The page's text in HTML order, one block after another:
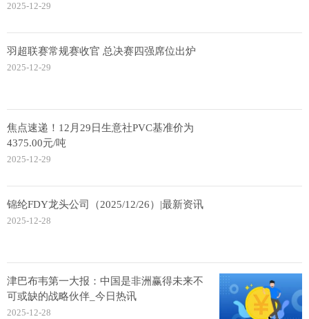
2025-12-29
羽超联赛常规赛收官 总决赛四强席位出炉
2025-12-29
焦点速递！12月29日生意社PVC基准价为
4375.00元/吨
2025-12-29
锦纶FDY龙头公司（2025/12/26）|最新资讯
2025-12-28
津巴布韦第一大报：中国是非洲赢得未来不
可或缺的战略伙伴_今日热讯
2025-12-28